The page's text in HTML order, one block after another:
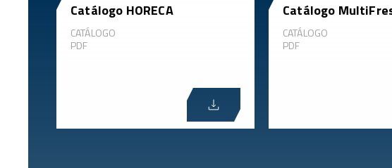
Catálogo HORECA
CATÁLOGO
PDF
Catálogo
CATÁLOGO
PDF